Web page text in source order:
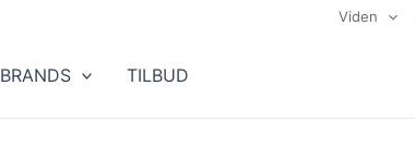
Viden
BRANDS TILBUDpris